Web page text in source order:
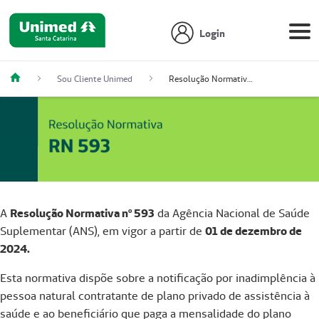
Login
Sou Cliente Unimed Resolução Normativa - RN 593
A Resolução Normativa nº 593 da Agência Nacional de Saúde
Suplementar (ANS), em vigor a partir de 01 de dezembro de
2024.
Esta normativa dispõe sobre a notificação por inadimplência à
pessoa natural contratante de plano privado de assistência à
saúde e ao beneficiário que paga a mensalidade do plano